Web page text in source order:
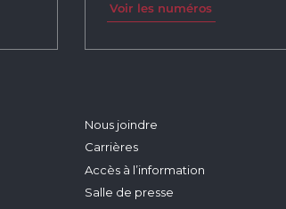
Voir les numéros
Nous joindre
Carrières
Accès à l’information
Salle de presse